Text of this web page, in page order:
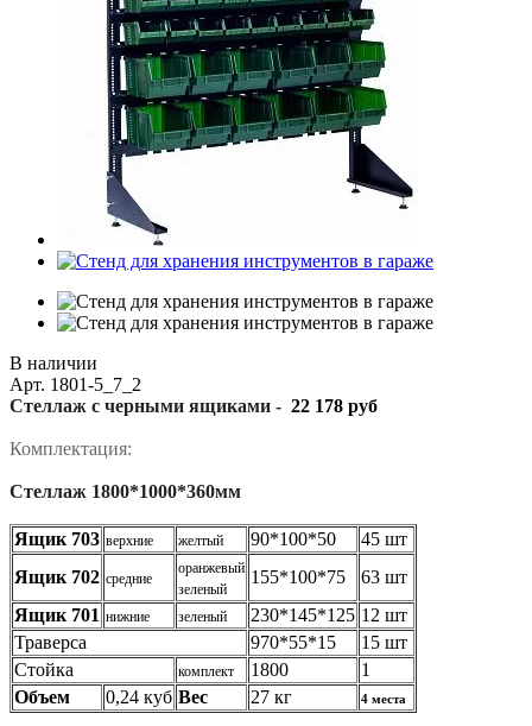
В наличии
Арт. 1801-5_7_2
Стеллаж с черными ящиками - 22 178 руб
Комплектация:
Стеллаж 1800*1000*360мм
Ящик 703 верхние желтый 90*100*50
45 шт
Ящик 702 средние
оранжевый
зеленый
155*100*75
63 шт
Ящик 701 нижние зеленый 230*145*125 12 шт
Траверса
970*55*15
15 шт
Стойка
комплект 1800
1
Объем
0,24 куб Вес 27 кг 4 места